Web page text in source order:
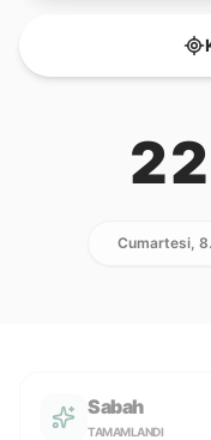
Cumartesi,
Sabah
TAMAMLANDI